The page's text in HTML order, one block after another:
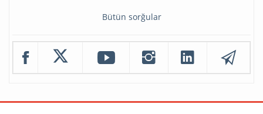
Bütün sorğular